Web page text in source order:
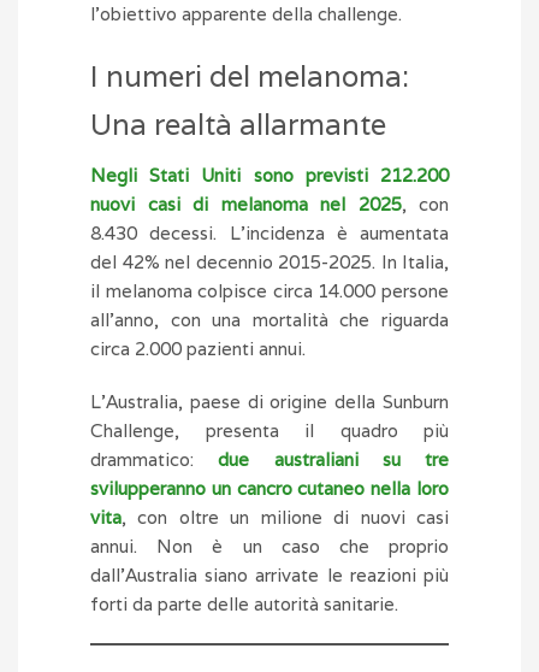
l’obiettivo apparente della challenge.
I numeri del melanoma:
Una realtà allarmante
Negli Stati Uniti sono previsti 212.200
nuovi casi di melanoma nel 2025, con
8.430 decessi. L’incidenza è aumentata
del 42% nel decennio 2015-2025. In Italia,
il melanoma colpisce circa 14.000 persone
all’anno, con una mortalità che riguarda
circa 2.000 pazienti annui.
L’Australia, paese di origine della Sunburn
Challenge, presenta il quadro più
drammatico:due australiani su tre
svilupperanno un cancro cutaneo nella loro
vita, con oltre un milione di nuovi casi
annui. Non è un caso che proprio
dall’Australia siano arrivate le reazioni più
forti da parte delle autorità sanitarie.